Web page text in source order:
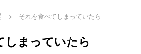
それを食べてしまっていたら
しまっていたら